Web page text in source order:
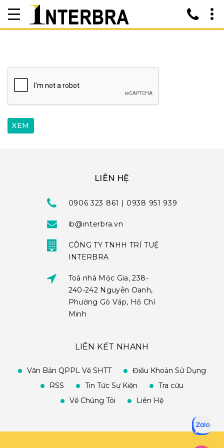
LIÊN HỆ
0906 323 861 | 0938 951 939
ib@interbra.vn
CÔNG TY TNHH TRÍ TUỆ
INTERBRA
Toà nhà Mộc Gia, 238-
240-242 Nguyễn Oanh,
Phường Gò Vấp, Hồ Chí
Minh
LIÊN KẾT NHANH
Văn Bản QPPL Về SHTT
Điều Khoản Sử Dụng
RSS
Tin Tức Sự Kiện
Tra cứu
Về Chúng Tôi
Liên Hệ